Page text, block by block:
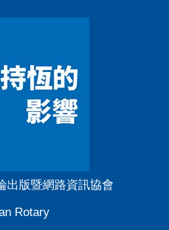
出版暨網路資訊協會
Rotary